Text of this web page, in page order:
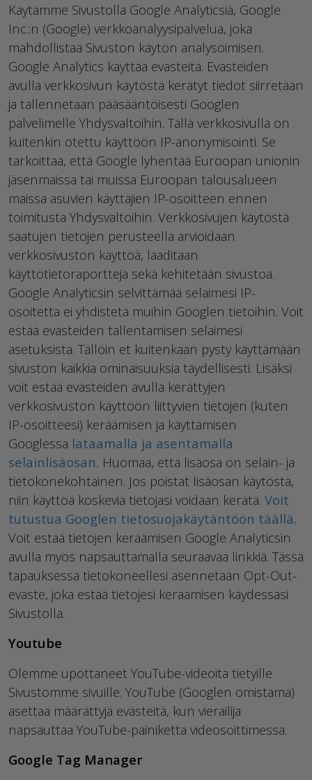
Käytämme Sivustolla Google Analyticsiä, Google
Inc.:n (Google) verkkoanalyysipalvelua, joka
mahdollistaa Sivuston käytön analysoimisen.
Google Analytics käyttää evästeitä. Evästeiden
avulla verkkosivun käytöstä kerätyt tiedot siirretään
ja tallennetaan pääsääntöisesti Googlen
palvelimelle Yhdysvaltoihin. Tällä verkkosivulla on
kuitenkin otettu käyttöön IP-anonymisointi. Se
tarkoittaa, että Google lyhentää Euroopan unionin
jäsenmaissa tai muissa Euroopan talousalueen
maissa asuvien käyttäjien IP-osoitteen ennen
toimitusta Yhdysvaltoihin. Verkkosivujen käytöstä
saatujen tietojen perusteella arvioidaan
verkkosivuston käyttöä, laaditaan
käyttötietoraportteja sekä kehitetään sivustoa.
Google Analyticsin selvittämää selaimesi IP-
osoitetta ei yhdistetä muihin Googlen tietoihin. Voit
estää evästeiden tallentamisen selaimesi
asetuksista. Tällöin et kuitenkaan pysty käyttämään
sivuston kaikkia ominaisuuksia täydellisesti. Lisäksi
voit estää evästeiden avulla kerättyjen
verkkosivuston käyttöön liittyvien tietojen (kuten
IP-osoitteesi) keräämisen ja käyttämisen
Googlessa lataamalla ja asentamalla
selainlisäosan. Huomaa, että lisäosa on selain- ja
tietokonekohtainen. Jos poistat lisäosan käytöstä,
niin käyttöä koskevia tietojasi voidaan kerätä. Voit
tutustua Googlen tietosuojakäytäntöön täällä.
Voit estää tietojen keräämisen Google Analyticsin
avulla myös napsauttamalla seuraavaa linkkiä. Tässä
tapauksessa tietokoneellesi asennetaan Opt-Out-
eväste, joka estää tietojesi keräämisen käydessäsi
Sivustolla.
Youtube
Olemme upottaneet YouTube-videoita tietyille
Sivustomme sivuille. YouTube (Googlen omistama)
asettaa määrättyjä evästeitä, kun vierailija
napsauttaa YouTube-painiketta videosoittimessa.
Google Tag Manager